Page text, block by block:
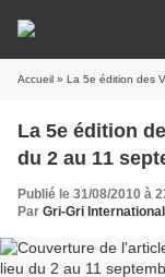
Accueil » La 5e édition des
La 5e édition
du 2 au 11
Publié le 31/08/2010 à
Par Gri-Gri International